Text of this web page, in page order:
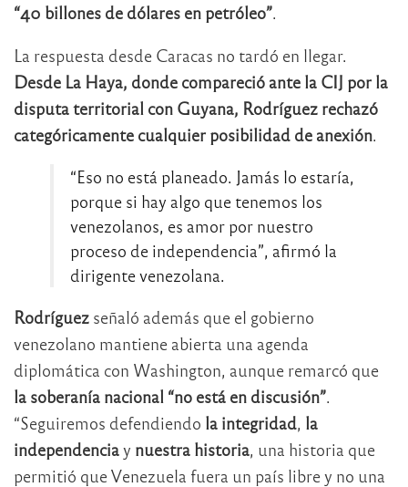
“40 billones de dólares en petróleo”.
La respuesta desde Caracas no tardó en llegar.
Desde La Haya, donde compareció ante la CIJ por la
disputa territorial con Guyana, Rodríguez rechazó
categóricamente cualquier posibilidad de anexión.
“Eso no está planeado. Jamás lo estaría,
porque si hay algo que tenemos los
venezolanos, es amor por nuestro
proceso de independencia”, afirmó la
dirigente venezolana.
Rodríguez señaló además que el gobierno
venezolano mantiene abierta una agenda
diplomática con Washington, aunque remarcó que
la soberanía nacional “no está en discusión”.
“Seguiremos defendiendo la integridad, la
independenciay nuestra historia, una historia que
permitió que Venezuela fuera un país libre y no una